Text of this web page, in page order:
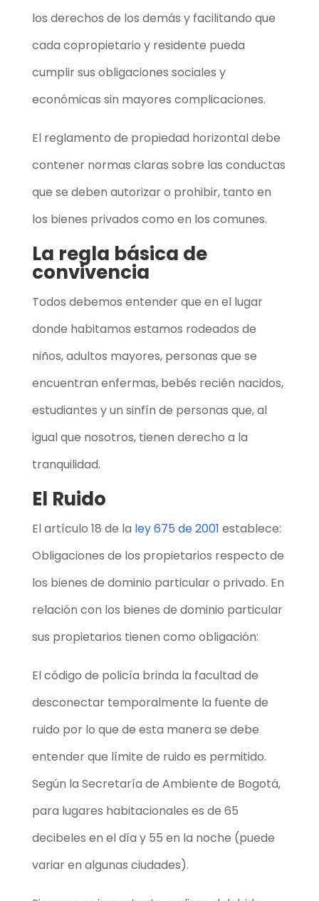
los derechos de los demás y facilitando que
cada copropietario y residente pueda
cumplir sus obligaciones sociales y
económicas sin mayores complicaciones.
El reglamento de propiedad horizontal debe
contener normas claras sobre las conductas
que se deben autorizar o prohibir, tanto en
los bienes privados como en los comunes.
La regla básica de
convivencia
Todos debemos entender que en el lugar
donde habitamos estamos rodeados de
niños, adultos mayores, personas que se
encuentran enfermas, bebés recién nacidos,
estudiantes y un sinfín de personas que, al
igual que nosotros, tienen derecho a la
tranquilidad.
El Ruido
El artículo 18 de la ley 675 de 2001 establece:
Obligaciones de los propietarios respecto de
los bienes de dominio particular o privado. En
relación con los bienes de dominio particular
sus propietarios tienen como obligación:
El código de policía brinda la facultad de
desconectar temporalmente la fuente de
ruido por lo que de esta manera se debe
entender que límite de ruido es permitido.
Según la Secretaría de Ambiente de Bogotá,
para lugares habitacionales es de 65
decibeles en el día y 55 en la noche (puede
variar en algunas ciudades).